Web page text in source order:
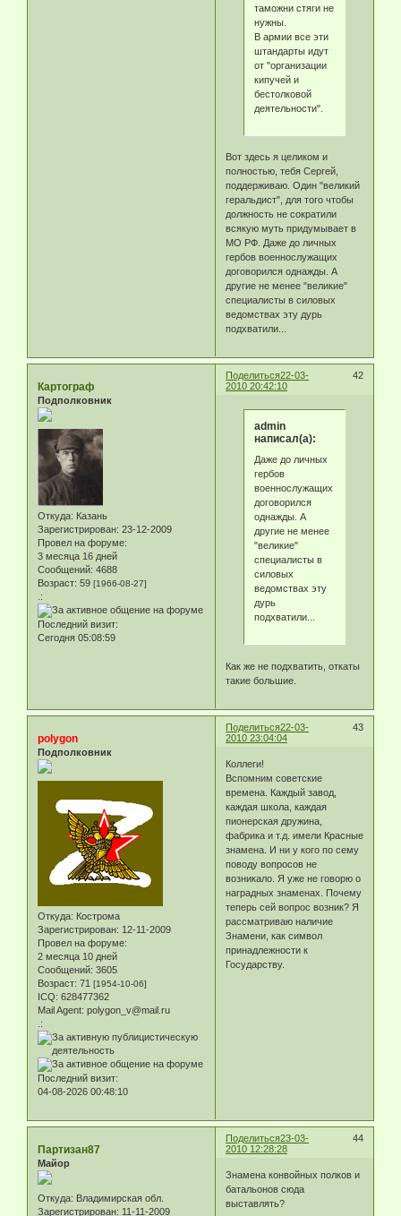
таможни стяги не
нужны.
В армии все эти
штандарты идут
от "организации
кипучей и
бестолковой
деятельности".
Вот здесь я целиком и
полностью, тебя Сергей,
поддерживаю. Один "великий
геральдист", для того чтобы
должность не сократили
всякую муть придумывает в
МО РФ. Даже до личных
гербов военнослужащих
договорился однажды. А
другие не менее "великие"
специалисты в силовых
ведомствах эту дурь
подхватили...
Поделиться 42
22-03-
2010 20:42:10
Картограф
Подполковник
Откуда: Казань
Зарегистрирован: 23-12-2009
Провел на форуме:
3 месяца 16 дней
Сообщений: 4688
Возраст: 59 [1966-08-27]
.:
Последний визит:
Сегодня 05:08:59
admin
написал(а):
Даже до личных
гербов
военнослужащих
договорился
однажды. А
другие не менее
"великие"
специалисты в
силовых
ведомствах эту
дурь
подхватили...
Как же не подхватить, откаты
такие большие.
Поделиться 43
22-03-
2010 23:04:04
polygon
Подполковник
Откуда: Кострома
Зарегистрирован: 12-11-2009
Провел на форуме:
2 месяца 10 дней
Сообщений: 3605
Возраст: 71 [1954-10-06]
ICQ: 628477362
Mail Agent: polygon_v@mail.ru
.:
Последний визит:
04-08-2026 00:48:10
Коллеги!
Вспомним советские
времена. Каждый завод,
каждая школа, каждая
пионерская дружина,
фабрика и т.д. имели Красные
знамена. И ни у кого по сему
поводу вопросов не
возникало. Я уже не говорю о
наградных знаменах. Почему
теперь сей вопрос возник? Я
рассматриваю наличие
Знамени, как символ
принадлежности к
Государству.
Поделиться 44
23-03-
2010 12:28:28
Партизан87
Майор
Откуда: Владимирская обл.
Зарегистрирован: 11-11-2009
Знамена конвойных полков и
батальонов сюда
выставлять?